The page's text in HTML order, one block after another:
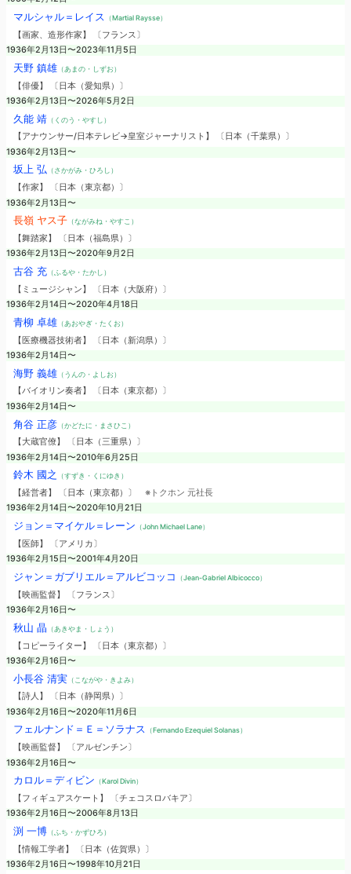
マルシャル＝レイス （Martial Raysse）
【画家、造形作家】 〔フランス〕
1936年2月13日〜2023年11月5日
天野 鎮雄（あまの・しずお）
【俳優】 〔日本（愛知県）〕
1936年2月13日〜2026年5月2日
久能 靖（くのう・やすし）
【アナウンサー/日本テレビ→皇室ジャーナリスト】 〔日本（千葉県）〕
1936年2月13日〜
坂上 弘（さかがみ・ひろし）
【作家】 〔日本（東京都）〕
1936年2月13日〜
長嶺 ヤス子（ながみね・やすこ）
【舞踏家】 〔日本（福島県）〕
1936年2月13日〜2020年9月2日
古谷 充（ふるや・たかし）
【ミュージシャン】 〔日本（大阪府）〕
1936年2月14日〜2020年4月18日
青柳 卓雄（あおやぎ・たくお）
【医療機器技術者】 〔日本（新潟県）〕
1936年2月14日〜
海野 義雄（うんの・よしお）
【バイオリン奏者】 〔日本（東京都）〕
1936年2月14日〜
角谷 正彦（かどたに・まさひこ）
【大蔵官僚】 〔日本（三重県）〕
1936年2月14日〜2010年6月25日
鈴木 國之 （すずき・くにゆき）
【経営者】 〔日本（東京都）〕 ※トクホン 元社長
1936年2月14日〜2020年10月21日
ジョン＝マイケル＝レーン （John Michael Lane）
【医師】 〔アメリカ〕
1936年2月15日〜2001年4月20日
ジャン＝ガブリエル＝アルビコッコ （Jean-Gabriel Albicocco）
【映画監督】 〔フランス〕
1936年2月16日〜
秋山 晶 （あきやま・しょう）
【コピーライター】 〔日本（東京都）〕
1936年2月16日〜
小長谷 清実（こながや・きよみ）
【詩人】 〔日本（静岡県）〕
1936年2月16日〜2020年11月6日
フェルナンド＝Ｅ＝ソラナス （Fernando Ezequiel Solanas）
【映画監督】 〔アルゼンチン〕
1936年2月16日〜
カロル＝ディビン （Karol Divin）
【フィギュアスケート】 〔チェコスロバキア〕
1936年2月16日〜2006年8月13日
渕 一博（ふち・かずひろ）
【情報工学者】 〔日本（佐賀県）〕
1936年2月16日〜1998年10月21日